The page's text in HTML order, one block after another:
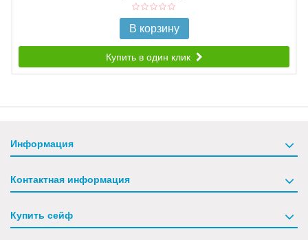
В корзину
Купить в один клик
Информация
Контактная информация
Купить сейф